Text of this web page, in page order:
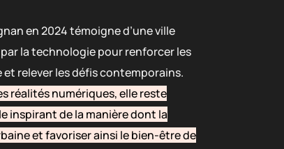
en 2024 témoigne d’une ville
la technologie pour renforcer les
relever les défis contemporains.
réalités numériques, elle reste
inspirant de la manière dont la
et favoriser ainsi le bien-être de